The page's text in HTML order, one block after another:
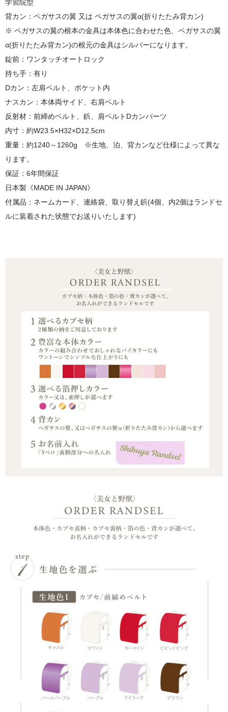
学習院型
背カン：ペガサスの翼 又は ペガサスの翼α(折りたたみ背カン)
※ ペガサスの翼の根本の金具は本体色に合わせた色、ペガサスの翼
α(折りたたみ背カン)の根元の金具はシルバーになります。
錠前：ワンタッチオートロック
持ち手：有り
Dカン：左肩ベルト、ポケット内
ナスカン：本体両サイド、右肩ベルト
反射材：前締めベルト、鋲、肩ベルトDカンパーツ
内寸：約W23.5×H32×D12.5cm
重量：約1240～1260g ※生地、泊、背カンなど仕様によって異な
ります。
保証：6年間保証
日本製《MADE IN JAPAN》
付属品：ネームカード、連絡袋、取り替え鋲(4個、内2個はランドセ
ルに装着された状態でお送りいたします)